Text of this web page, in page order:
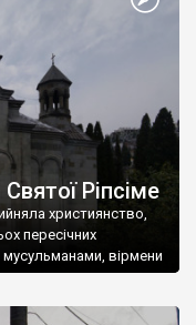
Ріпсіме
християнство,
пересічних
мусульманами, вірмени